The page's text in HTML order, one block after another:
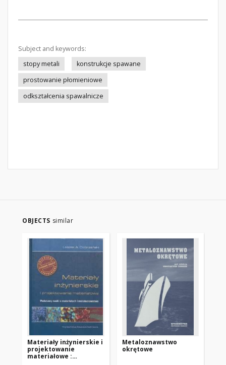
Subject and keywords:
stopy metali
konstrukcje spawane
prostowanie płomieniowe
odkształcenia spawalnicze
OBJECTS similar
Materiały inżynierskie i
projektowanie
materiałowe :
Metaloznawstwo
okrętowe